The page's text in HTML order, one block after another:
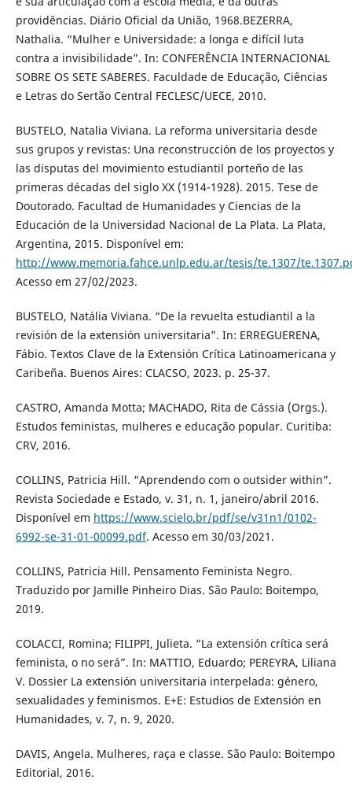
providências. Diário Oficial da União, 1968.BEZERRA,
Nathalia. “Mulher e Universidade: a longa e difícil luta
contra a invisibilidade”. In: CONFERÊNCIA INTERNACIONAL
SOBRE OS SETE SABERES. Faculdade de Educação, Ciências
e Letras do Sertão Central FECLESC/UECE, 2010.
BUSTELO, Natalia Viviana. La reforma universitaria desde
sus grupos y revistas: Una reconstrucción de los proyectos y
las disputas del movimiento estudiantil porteño de las
primeras décadas del siglo XX (1914-1928). 2015. Tese de
Doutorado. Facultad de Humanidades y Ciencias de la
Educación de la Universidad Nacional de La Plata. La Plata,
Argentina, 2015. Disponível em:
http://www.memoria.fahce.unlp.edu.ar/tesis/te.1307/
Acesso em 27/02/2023.
BUSTELO, Natália Viviana. “De la revuelta estudiantil a la
revisión de la extensión universitaria”. In: ERREGUERENA,
Fábio. Textos Clave de la Extensión Crítica Latinoamericana y
Caribeña. Buenos Aires: CLACSO, 2023. p. 25-37.
CASTRO, Amanda Motta; MACHADO, Rita de Cássia (Orgs.).
Estudos feministas, mulheres e educação popular. Curitiba:
CRV, 2016.
COLLINS, Patricia Hill. “Aprendendo com o outsider within”.
Revista Sociedade e Estado, v. 31, n. 1, janeiro/abril 2016.
Disponível em https://www.scielo.br/pdf/se/v31n1/0102-
6992-se-31-01-00099.pdf. Acesso em 30/03/2021.
COLLINS, Patricia Hill. Pensamento Feminista Negro.
Traduzido por Jamille Pinheiro Dias. São Paulo: Boitempo,
2019.
COLACCI, Romina; FILIPPI, Julieta. “La extensión crítica será
feminista, o no será”. In: MATTIO, Eduardo; PEREYRA, Liliana
V. Dossier La extensión universitaria interpelada: género,
sexualidades y feminismos. E+E: Estudios de Extensión en
Humanidades, v. 7, n. 9, 2020.
DAVIS, Angela. Mulheres, raça e classe. São Paulo: Boitempo
Editorial, 2016.